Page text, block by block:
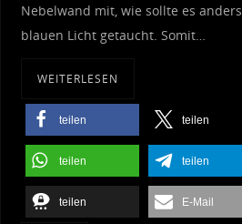
Nebelwand mit, wie sollte es
blauen Licht getaucht. Somit…
WEITERLESEN
teilen teilen
teilen teilen
teilen E-Mail